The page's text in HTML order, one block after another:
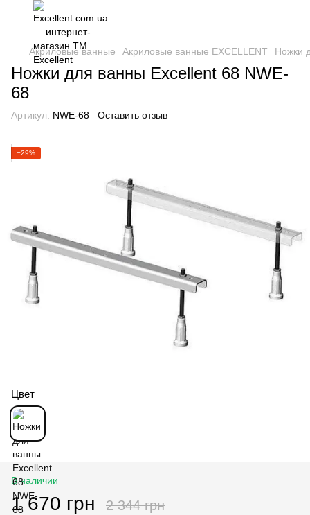
Акриловые ванные Акриловые ванные EXCELLENT Ножки
Ножки для ванны Excellent 68 NWE-
68
Артикул: NWE-68 Оставить отзыв
−29%
Цвет
В наличии
1 670 грн 2 344 грн